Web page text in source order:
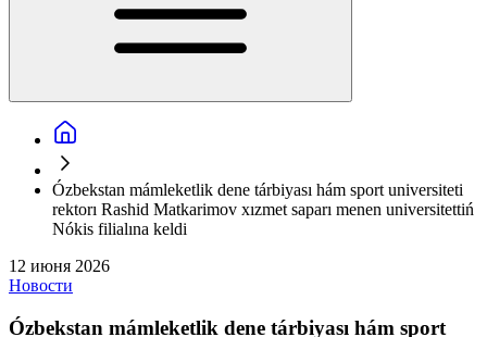
Ózbekstan mámleketlik dene tárbiyası hám sport universiteti
rektorı Rashid Matkarimov xızmet saparı menen universitettiń
Nókis filialına keldi
12 июня 2026
Новости
Ózbekstan mámleketlik dene tárbiyası hám sport